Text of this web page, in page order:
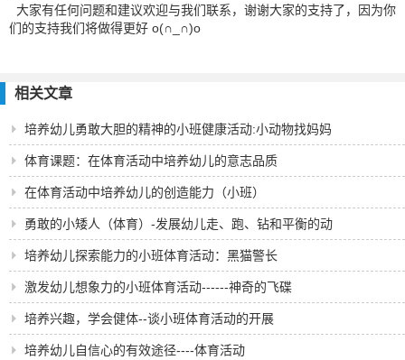
大家有任何问题和建议欢迎与我们联系，谢谢大家的支持了，因为你
们的支持我们将做得更好 o(∩_∩)o
相关文章
培养幼儿勇敢大胆的精神的小班健康活动:小动物找妈妈
体育课题：在体育活动中培养幼儿的意志品质
在体育活动中培养幼儿的创造能力（小班）
勇敢的小矮人（体育）-发展幼儿走、跑、钻和平衡的动
作
培养幼儿探索能力的小班体育活动：黑猫警长
激发幼儿想象力的小班体育活动------神奇的飞碟
培养兴趣，学会健体--谈小班体育活动的开展
培养幼儿自信心的有效途径----体育活动